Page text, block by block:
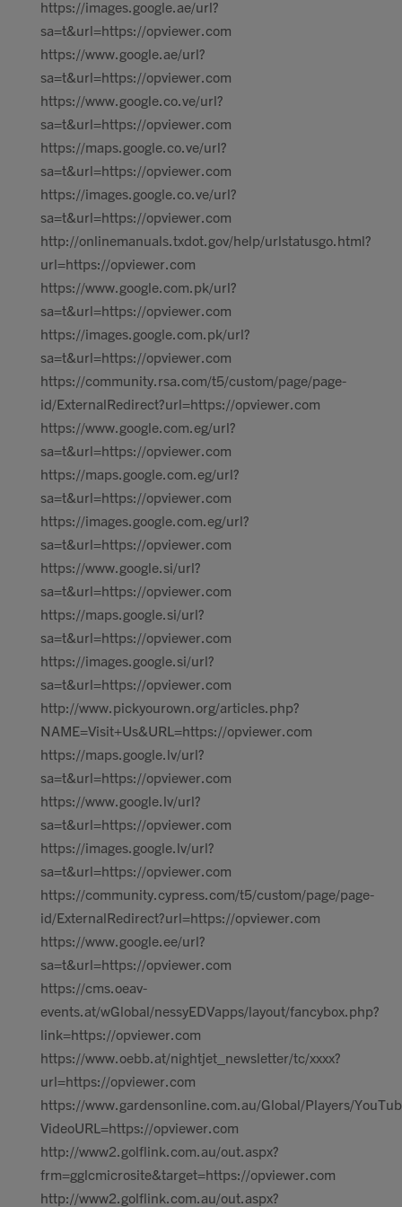
https://images.google.ae/url?
sa=t&url=https://opviewer.com
https://www.google.ae/url?
sa=t&url=https://opviewer.com
https://www.google.co.ve/url?
sa=t&url=https://opviewer.com
https://maps.google.co.ve/url?
sa=t&url=https://opviewer.com
https://images.google.co.ve/url?
sa=t&url=https://opviewer.com
http://onlinemanuals.txdot.gov/help/urlstatusgo.html?
url=https://opviewer.com
https://www.google.com.pk/url?
sa=t&url=https://opviewer.com
https://images.google.com.pk/url?
sa=t&url=https://opviewer.com
https://community.rsa.com/t5/custom/page/page-
id/ExternalRedirect?url=https://opviewer.com
https://www.google.com.eg/url?
sa=t&url=https://opviewer.com
https://maps.google.com.eg/url?
sa=t&url=https://opviewer.com
https://images.google.com.eg/url?
sa=t&url=https://opviewer.com
https://www.google.si/url?
sa=t&url=https://opviewer.com
https://maps.google.si/url?
sa=t&url=https://opviewer.com
https://images.google.si/url?
sa=t&url=https://opviewer.com
http://www.pickyourown.org/articles.php?
NAME=Visit+Us&URL=https://opviewer.com
https://maps.google.lv/url?
sa=t&url=https://opviewer.com
https://www.google.lv/url?
sa=t&url=https://opviewer.com
https://images.google.lv/url?
sa=t&url=https://opviewer.com
https://community.cypress.com/t5/custom/page/page-
id/ExternalRedirect?url=https://opviewer.com
https://www.google.ee/url?
sa=t&url=https://opviewer.com
https://cms.oeav-
events.at/wGlobal/nessyEDVapps/layout/fancybox.php?
link=https://opviewer.com
https://www.oebb.at/nightjet_newsletter/tc/xxxx?
url=https://opviewer.com
https://www.gardensonline.com.au/Global/Players/
VideoURL=https://opviewer.com
http://www2.golflink.com.au/out.aspx?
frm=gglcmicrosite&target=https://opviewer.com
http://www2.golflink.com.au/out.aspx?